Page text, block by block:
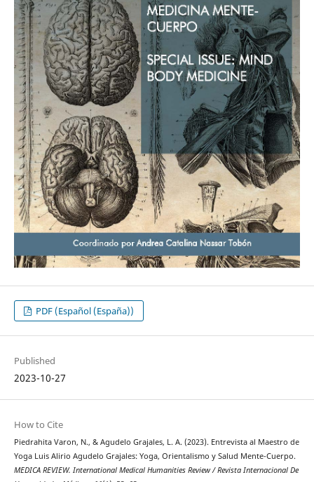
PDF (Español (España))
Published
2023-10-27
How to Cite
Piedrahita Varon, N., & Agudelo Grajales, L. A. (2023). Entrevista al Maestro de
Yoga Luis Alirio Agudelo Grajales: Yoga, Orientalismo y Salud Mente-Cuerpo.
MEDICA REVIEW. International Medical Humanities Review / Revista Internacional De